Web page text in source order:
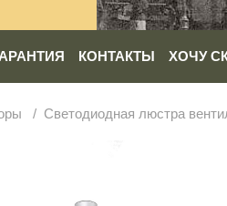
КОНТАКТЫ ХОЧУ
Светодиодная люстра